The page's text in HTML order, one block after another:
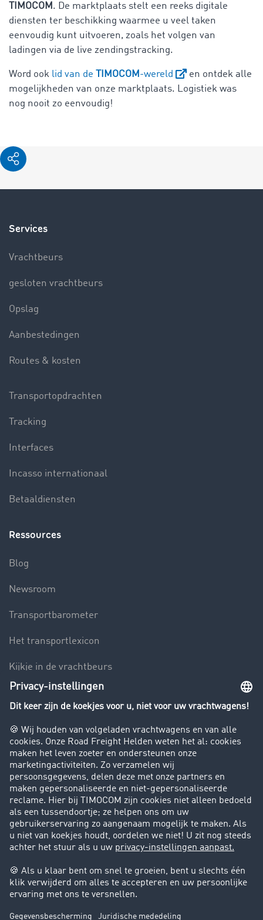
TIMOCOM . De marktplaats stelt een reeks digitale
diensten ter beschikking waarmee u veel taken
eenvoudig kunt uitvoeren, zoals het volgen van
ladingen via de live zendingstracking.
Word ook lid van de TIMOCOM -wereld
en ontdek alle
mogelijkheden van onze marktplaats. Logistiek was
nog nooit zo eenvoudig!
Services
Vrachtbeurs
gesloten vrachtbeurs
Opslag
Aanbestedingen
Routes & kosten
Transportopdrachten
Tracking
Interfaces
Incasso internationaal
Betaaldiensten
Ressources
Blog
Newsroom
Transportbarometer
Het transportlexicon
Kijkje in de vrachtbeurs
Rijverbod voor vrachtwagens
Bedrijf
Success Stories
Klanten werven klanten
Support
Contact
Juridische informatie
Juridische info
Algemene voorwaarden